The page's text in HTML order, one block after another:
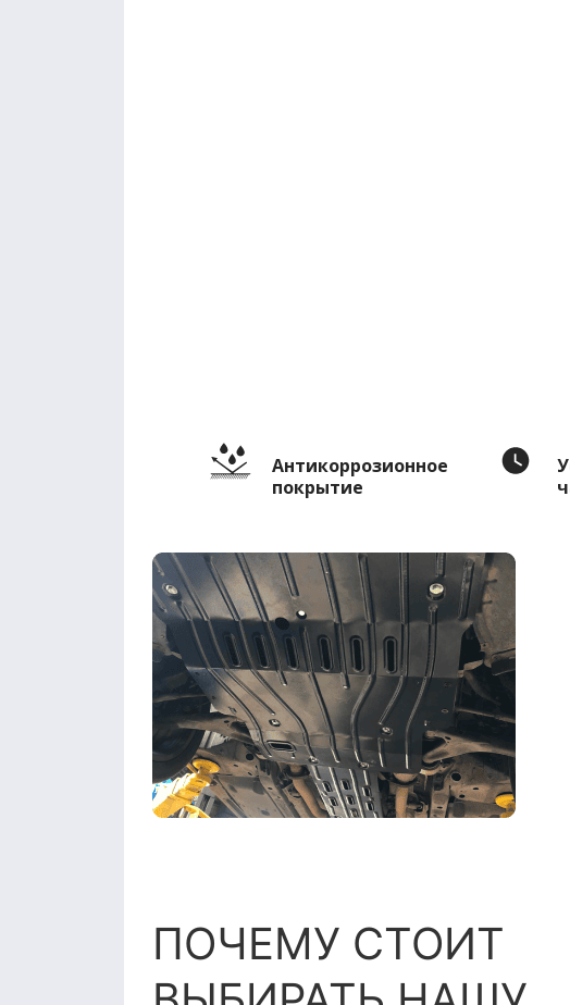
Антикоррозионное
покрытие
ПОЧЕМУ СТОИТ